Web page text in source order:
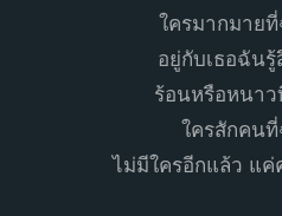
ใครมากมาย
อยู่กับเธอฉัน
ร้อนหรือหนา
ใครสักคน
ไม่มีใครอีกแล้ว แค่